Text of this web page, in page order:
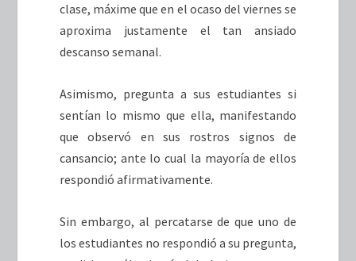
clase, máxime que en el ocaso del viernes se
aproxima justamente el tan ansiado
descanso semanal.
Asimismo, pregunta a sus estudiantes si
sentían lo mismo que ella, manifestando
que observó en sus rostros signos de
cansancio; ante lo cual la mayoría de ellos
respondió afirmativamente.
Sin embargo, al percatarse de que uno de
los estudiantes no respondió a su pregunta,